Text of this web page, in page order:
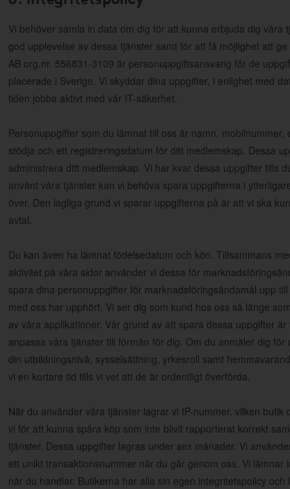
Vi behöver samla in data om dig för att kunna erbjuda dig våra
god upplevelse av dessa tjänster samt för att få möjlighet att
AB org.nr. 556831-3109 är personuppgiftsansvarig för de
placerade i Sverige. Vi skyddar dina uppgifter, i enlighet med
tiden jobba aktivt med vår IT-säkerhet.
Personuppgifter som du lämnat till oss är namn,
stödja och ett registreringsdatum för ditt medlemskap. Dessa
administrera ditt medlemskap. Vi har kvar dessa uppgifter tills
använt våra tjänster kan vi behöva spara uppgifterna i
över. Den lagliga grund vi sparar uppgifterna på är att vi ska
avtal.
Du kan även ha lämnat födelsedatum och kön. Tillsammans
aktivitet på våra sidor använder vi dessa för
spara dina personuppgifter för marknadsföringsändamål upp
med oss har upphört. Vi ser dig som kund hos oss så länge
av våra applikationer. Vår grund av att spara dessa uppgifter
anpassa våra tjänster till förmån för dig. Om du anmäler dig
din utbildningsnivå, sysselsättning, yrkesroll samt
vi en kortare tid tills vi vet att de är ordentligt överförda.
När du använder våra tjänster lagrar vi IP-nummer, vilken
vi för att kunna spåra köp som inte blivit rapporterat korrekt
tjänster. Dessa uppgifter lagras under sex månader. Vi
ett unikt transaktionsnummer när du går genom oss. Vi
när du handlar. Butikerna har alla sin egen integritetspolicy